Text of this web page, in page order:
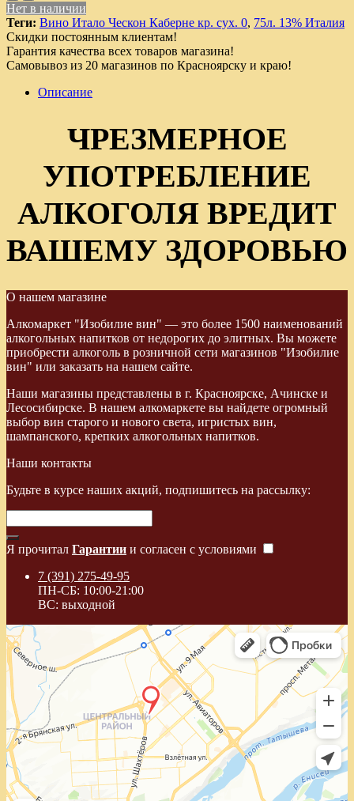
Нет в наличии
Теги: Вино Итало Ческон Каберне кр. сух. 0, 75л. 13% Италия
Скидки постоянным клиентам!
Гарантия качества всех товаров магазина!
Самовывоз из 20 магазинов по Красноярску и краю!
Описание
ЧРЕЗМЕРНОЕ
УПОТРЕБЛЕНИЕ
АЛКОГОЛЯ ВРЕДИТ
ВАШЕМУ ЗДОРОВЬЮ
О нашем магазине
Алкомаркет "Изобилие вин" — это более 1500 наименований
алкогольных напитков от недорогих до элитных. Вы можете
приобрести алкоголь в розничной сети магазинов "Изобилие
вин" или заказать на нашем сайте.
Наши магазины представлены в г. Красноярске, Ачинске и
Лесосибирске. В нашем алкомаркете вы найдете огромный
выбор вин старого и нового света, игристых вин,
шампанского, крепких алкогольных напитков.
Наши контакты
Будьте в курсе наших акций, подпишитесь на рассылку:
Я прочитал Гарантии и согласен с условиями
7 (391) 275-49-95
ПН-СБ: 10:00-21:00
ВС: выходной